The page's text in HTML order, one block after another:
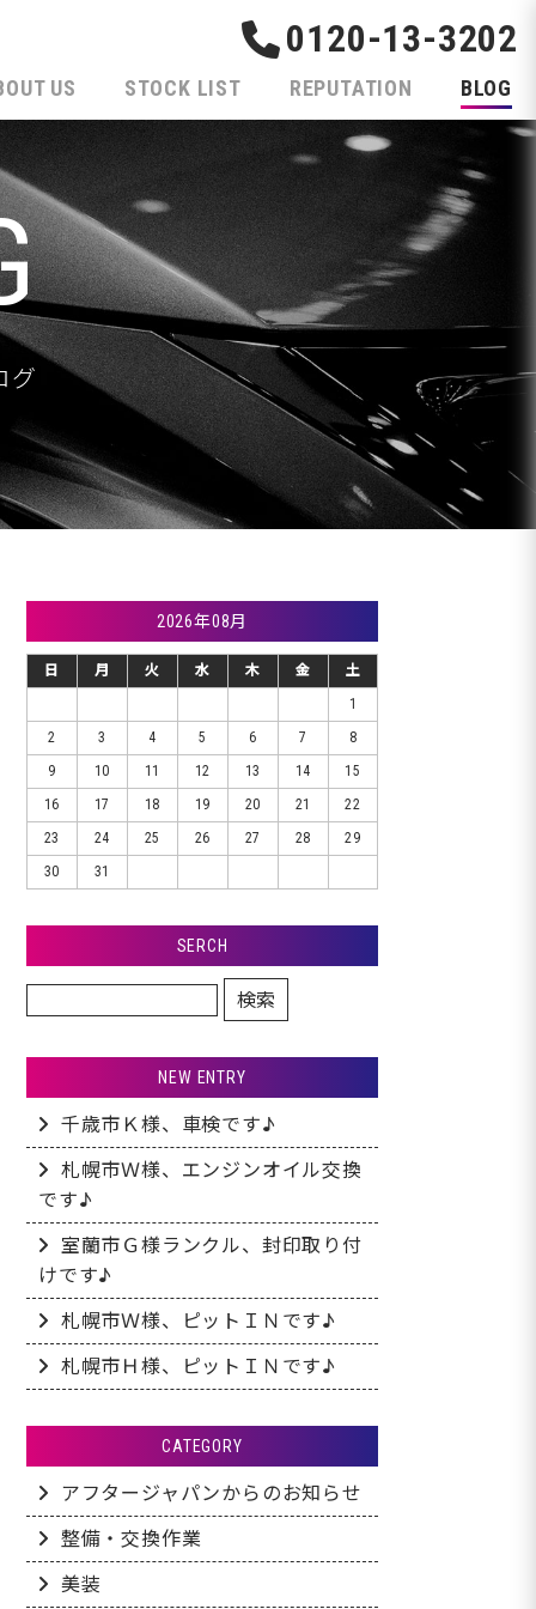
0120-13-3202
US STOCK LIST REPUTATION BLOG
グ
2026年08月
日 月 火 水 木 金
土
1
2
3 4 5 6 7
8
9
10 11 12 13 14
15
16
17 18 19 20 21
22
23
24 25 26 27 28
29
30
31
SERCH
検索
NEW ENTRY
千歳市Ｋ様、車検です♪
札幌市Ｗ様、エンジンオイル交換
です♪
室蘭市Ｇ様ランクル、封印取り付
けです♪
札幌市Ｗ様、ピットＩＮです♪
札幌市Ｈ様、ピットＩＮです♪
CATEGORY
アフタージャパンからのお知らせ
整備・交換作業
美装